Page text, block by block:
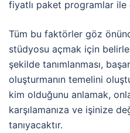
fiyatlı paket programlar ile
Tüm bu faktörler göz
stüdyosu açmak için
şekilde tanımlanması,
oluşturmanın temelini
kim olduğunu anlamak,
karşılamanıza ve işinize
tanıyacaktır.